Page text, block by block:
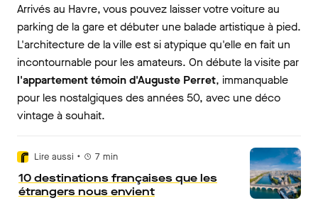
Arrivés au Havre, vous pouvez laisser votre voiture au
parking de la gare et débuter une balade artistique à pied.
L'architecture de la ville est si atypique qu'elle en fait un
incontournable pour les amateurs. On débute la visite par
l'appartement témoin d'Auguste Perret, immanquable
pour les nostalgiques des années 50, avec une déco
vintage à souhait.
Lire aussi • 7 min
10 destinations françaises que les
étrangers nous envient